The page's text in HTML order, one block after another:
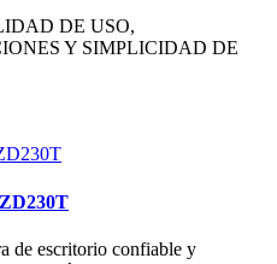
DE USO,
Y SIMPLICIDAD DE
de escritorio confiable y